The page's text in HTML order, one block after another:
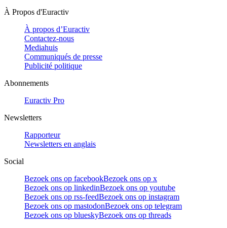
À Propos d'Euractiv
À propos d’Euractiv
Contactez-nous
Mediahuis
Communiqués de presse
Publicité politique
Abonnements
Euractiv Pro
Newsletters
Rapporteur
Newsletters en anglais
Social
Bezoek ons op facebookBezoek ons op x
Bezoek ons op linkedinBezoek ons op youtube
Bezoek ons op rss-feedBezoek ons op instagram
Bezoek ons op mastodonBezoek ons op telegram
Bezoek ons op blueskyBezoek ons op threads